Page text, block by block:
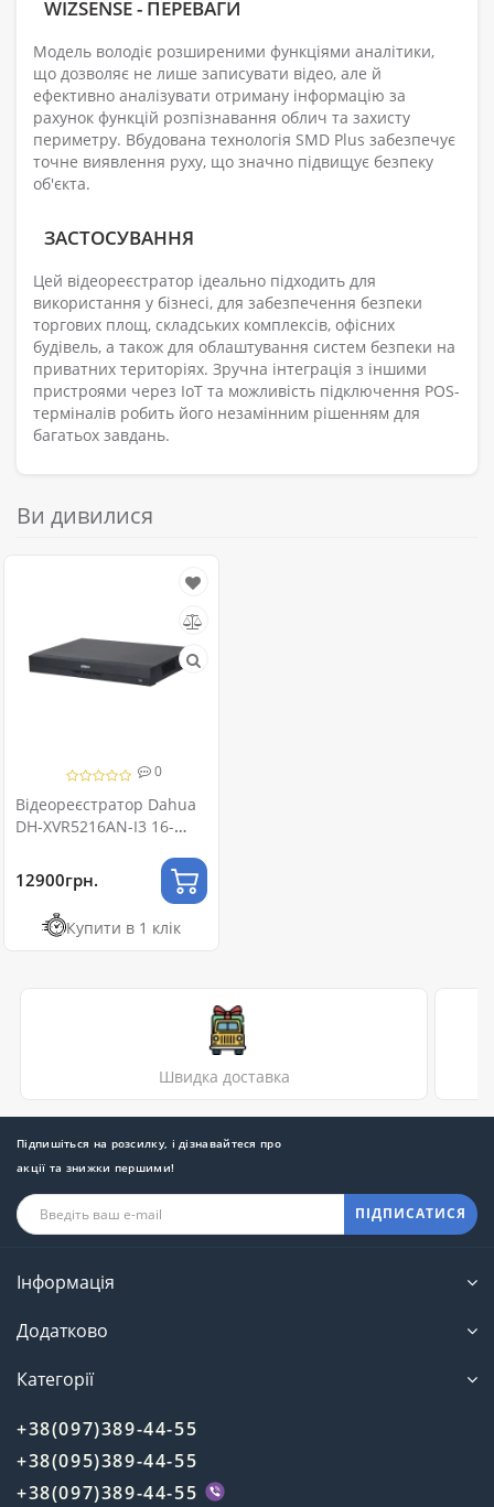
WIZSENSE - ПЕРЕВАГИ
Модель володіє розширеними функціями аналітики,
що дозволяє не лише записувати відео, але й
ефективно аналізувати отриману інформацію за
рахунок функцій розпізнавання облич та захисту
периметру. Вбудована технологія SMD Plus забезпечує
точне виявлення руху, що значно підвищує безпеку
об'єкта.
ЗАСТОСУВАННЯ
Цей відеореєстратор ідеально підходить для
використання у бізнесі, для забезпечення безпеки
торгових площ, складських комплексів, офісних
будівель, а також для облаштування систем безпеки на
приватних територіях. Зручна інтеграція з іншими
пристроями через IoT та можливість підключення POS-
терміналів робить його незамінним рішенням для
багатьох завдань.
Ви дивилися
0
Відеореєстратор Dahua
DH-XVR5216AN-I3 16-
1U 2HDD WizSense
12900грн.
Купити в 1 клік
Швидка доставка
Підпишіться на розсилку, і дізнавайтеся про
акції та знижки першими!
ПІДПИСАТИСЯ
Інформація
Додатково
Категорії
+38(097)389-44-55
+38(095)389-44-55
+38(097)389-44-55